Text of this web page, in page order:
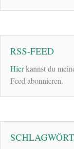
RSS-FEED
Hierkannst du
Feed abonnieren.